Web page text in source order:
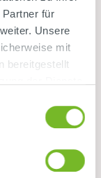
für
Unsere
mit
bereitgestellt